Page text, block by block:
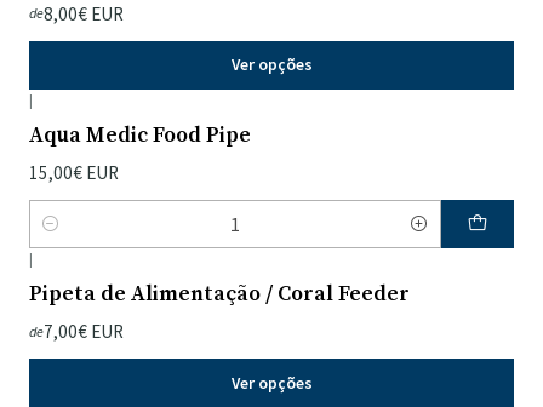
de8,00€ EUR
Ver opções
|
Aqua Medic Food Pipe
15,00€ EUR
Quantidade
|
Pipeta de Alimentação / Coral Feeder
de7,00€ EUR
Ver opções